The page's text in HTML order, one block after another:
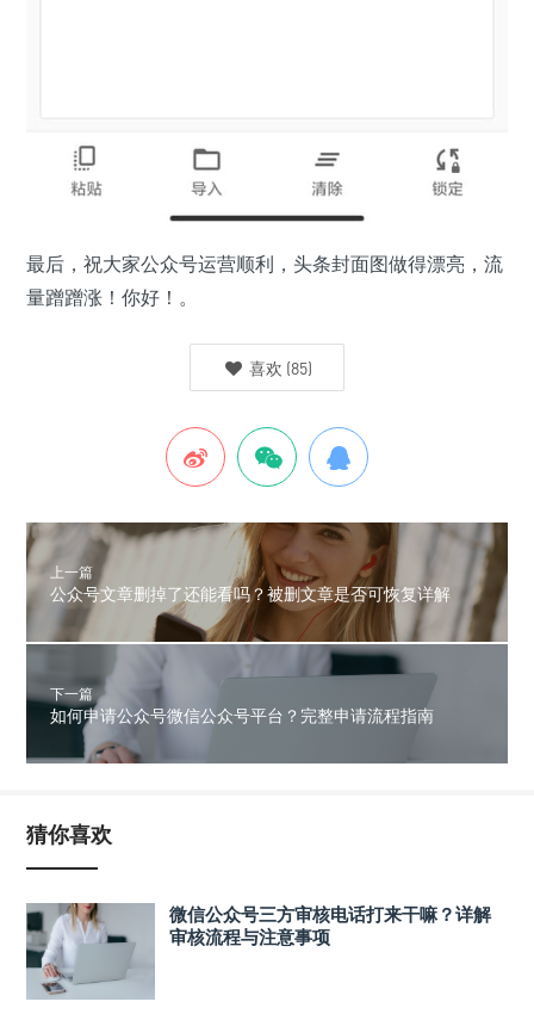
最后，祝大家公众号运营顺利，头条封面图做得漂亮，流
量蹭蹭涨！你好！。
喜欢 (85)
上一篇
公众号文章删掉了还能看吗？被删文章是否可恢复详解
下一篇
如何申请公众号微信公众号平台？完整申请流程指南
猜你喜欢
微信公众号三方审核电话打来干嘛？详解
审核流程与注意事项